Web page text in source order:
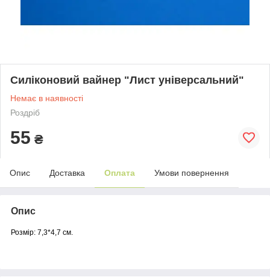
Силіконовий вайнер "Лист універсальний"
Немає в наявності
Роздріб
55 ₴
Опис Доставка Оплата Умови повернення
Опис
Розмір: 7,3*4,7 см.